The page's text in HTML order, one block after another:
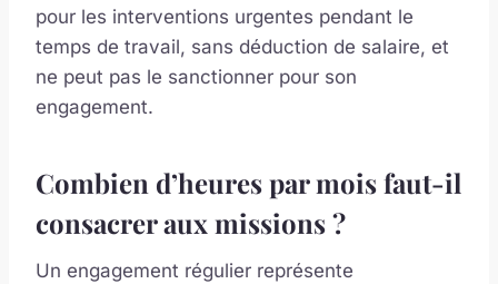
pour les interventions urgentes pendant le
temps de travail, sans déduction de salaire, et
ne peut pas le sanctionner pour son
engagement.
Combien d’heures par mois faut-il
consacrer aux missions ?
Un engagement régulier représente